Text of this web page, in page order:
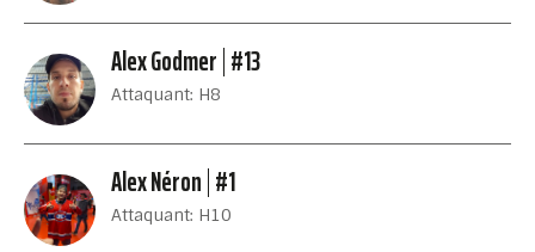
Alex Godmer #13
Attaquant: H8
Alex Néron #1
Attaquant: H10